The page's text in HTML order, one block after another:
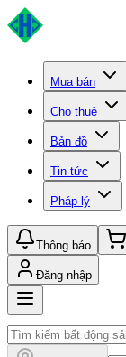
Mua bán
Cho thuê
Bản đồ
Tin tức
Pháp lý
Thông báo
Đăng nhập